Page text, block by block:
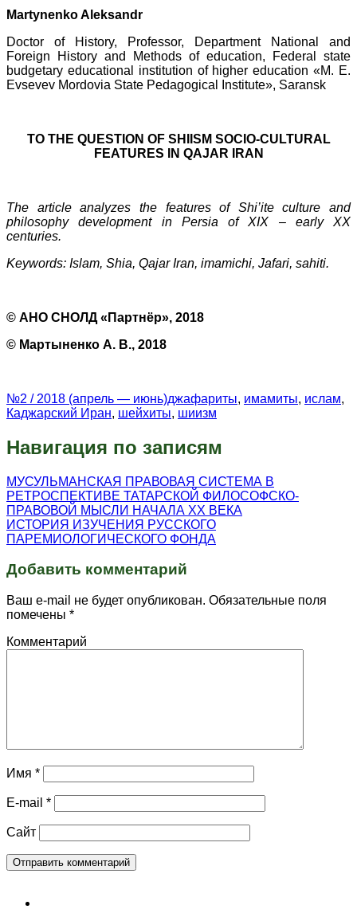
Martynenko Aleksandr
Doctor of History, Professor, Department National and
Foreign History and Methods of education, Federal state
budgetary educational institution of higher education «M. E.
Evsevev Mordovia State Pedagogical Institute», Saransk
TO THE QUESTION OF SHIISM SOCIO-CULTURAL
FEATURES
IN QAJAR IRAN
The article analyzes the features of Shi’ite culture and
philosophy development in Persia of XIX – early XX
centuries.
Keywords: Islam, Shia, Qajar Iran, imamichi, Jafari, sahiti.
© АНО СНОЛД «Партнёр», 2018
© Мартыненко А. В., 2018
№2 / 2018 (апрель — июнь)джафариты, имамиты, ислам,
Каджарский Иран, шейхиты, шиизм
Навигация по записям
МУСУЛЬМАНСКАЯ ПРАВОВАЯ СИСТЕМА В
РЕТРОСПЕКТИВЕ ТАТАРСКОЙ ФИЛОСОФСКО-
ПРАВОВОЙ МЫСЛИ НАЧАЛА XX ВЕКА
ИСТОРИЯ ИЗУЧЕНИЯ РУССКОГО
ПАРЕМИОЛОГИЧЕСКОГО ФОНДА
Добавить комментарий
Ваш e-mail не будет опубликован. Обязательные поля
помечены *
Комментарий
Имя *
E-mail *
Сайт